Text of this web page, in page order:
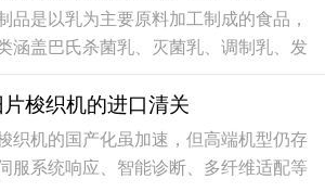
失原有利用价值或者虽未丧失利用价值
抛弃...
品是以乳为主要原料加工制成的食品，
涵盖巴氏杀菌乳、灭菌乳、调制乳、发
奶油、炼乳、乳粉、乳清粉、乳清蛋白
牛初乳粉、酪蛋白、乳矿物盐、乳基婴
配方食品...
片梭织机的进口清关
织机的国产化虽加速，但高端机型仍存
服系统响应、智能诊断、多纤维适配等